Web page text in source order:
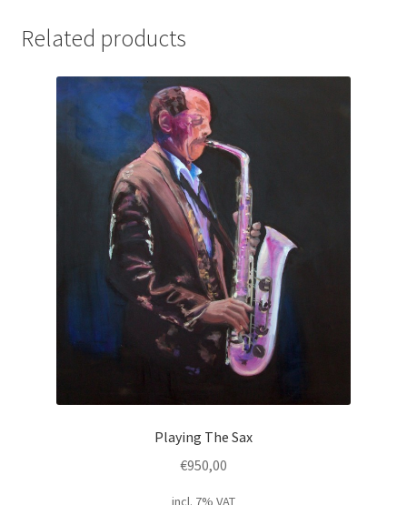
Related products
Playing The Sax
€950,00
incl. 7% VAT